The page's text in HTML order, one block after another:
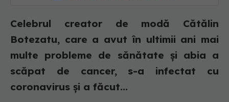
Celebrul creator de modă Cătălin
Botezatu, care a avut în ultimii ani mai
multe probleme de sănătate și abia a
scăpat de cancer, s-a infectat cu
coronavirus și a făcut...